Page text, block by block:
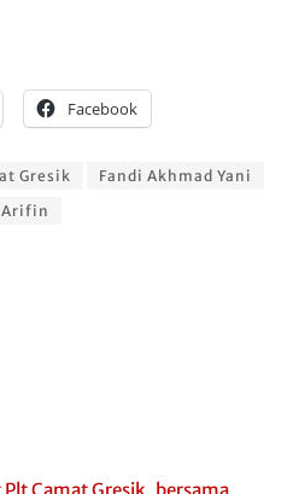
Facebook
Gresik
Fandi Akhmad Yani
Arifin